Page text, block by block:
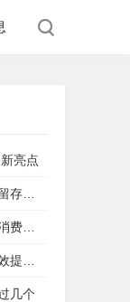
亮点
作
了吗
购率
几个